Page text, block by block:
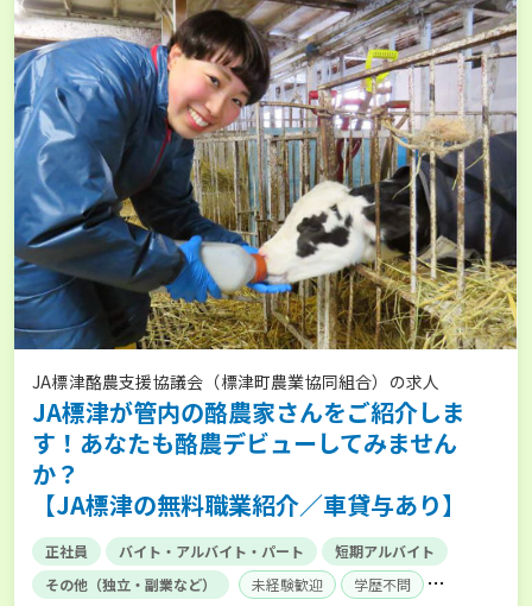
JA標津酪農支援協議会（標津町農業協同組合）の求人
JA標津が管内の酪農家さんをご紹介しま
す！あなたも酪農デビューしてみません
か？
【JA標津の無料職業紹介／車貸与あり】
正社員 バイト・アルバイト・パート
短期アルバイト
その他（独立・副業など）
未経験歓迎
学歴不問